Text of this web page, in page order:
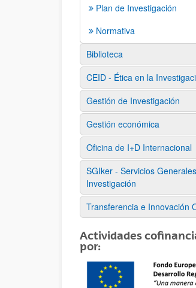
Plan de Investigación
Normativa
Biblioteca
CEID - Ética en la
Gestión de Investigación
Gestión económica
Oficina de I+D Internacional
SGIker - Servicios
Investigación
Transferencia e Innovación
Actividades
por: